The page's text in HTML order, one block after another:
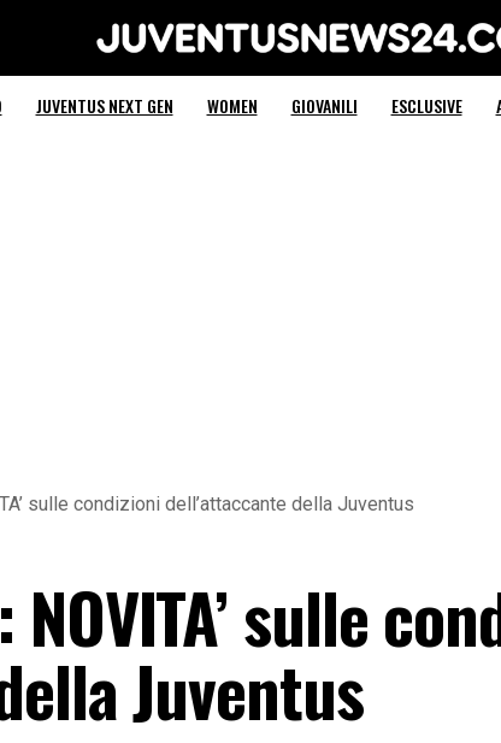
Juventus News 24
JUVENTUS NEXT GEN WOMEN GIOVANILI ESCLUSIVE
sulle condizioni dell’attaccante della Juventus
sulle
Juventus